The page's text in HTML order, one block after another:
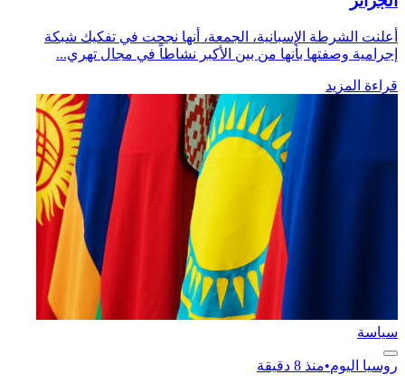
أعلنت الشرطة الإسبانية، الجمعة، أنها نجحت في تفكيك شبكة
إجرامية وصفتها بأنها من بين الأكبر نشاطاً في مجال تهري...
قراءة المزيد
سياسة
روسيا اليوم•منذ 8 دقيقة